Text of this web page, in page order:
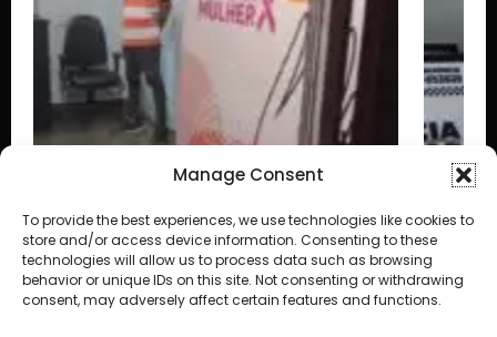
Manage Consent
To provide the best experiences, we use technologies like cookies to
store and/or access device information. Consenting to these
technologies will allow us to process data such as browsing
behavior or unique IDs on this site. Not consenting or withdrawing
consent, may adversely affect certain features and functions.